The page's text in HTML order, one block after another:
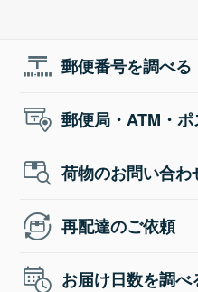
郵便番号を調べる
郵便局・ATM・
荷物のお問い合わ
再配達のご依頼
お届け日数を調べ